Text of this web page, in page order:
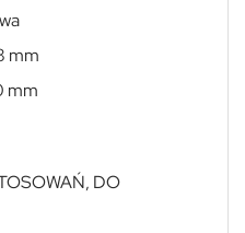
mm
mm
DO